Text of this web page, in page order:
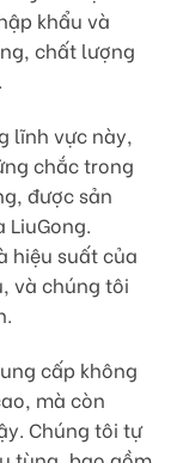
khẩu và
chất lượng
lĩnh vực này,
chắc trong
được sản
hiệu suất của
và chúng tôi
cấp không
mà còn
Chúng tôi tự